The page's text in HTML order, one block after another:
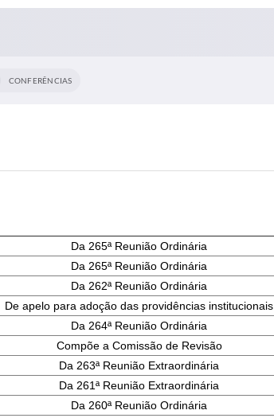
CONFERÊNCIAS
Da 265ª Reunião Ordinária
Da 265ª Reunião Ordinária
Da 262ª Reunião Ordinária
De apelo para adoção das providências institucionais
Da 264ª Reunião Ordinária
Compõe a Comissão de Revisão
Da 263ª Reunião Extraordinária
Da 261ª Reunião Extraordinária
Da 260ª Reunião Ordinária